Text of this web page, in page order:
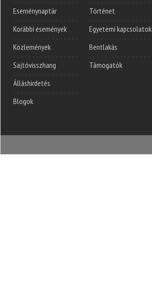
Eseménynaptár
Korábbi események
Közlemények
Sajtóvisszhang
Álláshirdetés
Blogok
Történet
Egyetemi kapcsolatok
Bentlakás
Támogatók